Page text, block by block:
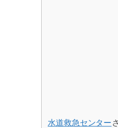
水道救急センター